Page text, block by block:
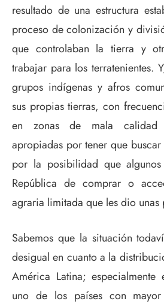
resultado de una estructura
proceso de colonización y
que controlaban la tierra y
trabajar para los terratenientes.
grupos indígenas y afros
sus propias tierras, con
en zonas de mala
apropiadas por tener que
por la posibilidad que
República de comprar o
agraria limitada que les dio unas
Sabemos que la situación
desigual en cuanto a la
América Latina;
uno de los países con